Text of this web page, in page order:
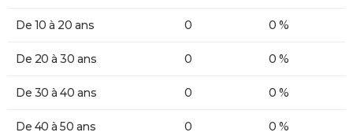
De 10 à 20 ans 0 0 %
De 20 à 30 ans 0 0 %
De 30 à 40 ans 0 0 %
De 40 à 50 ans 0 0 %